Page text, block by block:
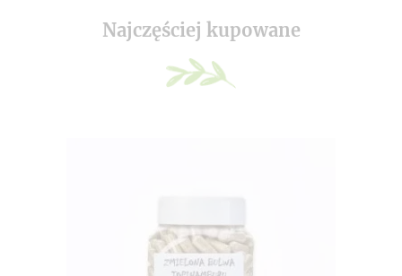
Najczęściej kupowane